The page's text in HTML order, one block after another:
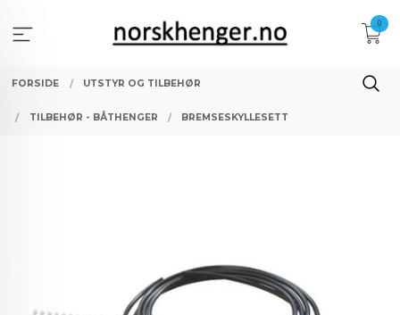
innholdet
0
FORSIDE UTSTYR OG TILBEHØR
TILBEHØR - BÅTHENGER BREMSESKYLLESETT